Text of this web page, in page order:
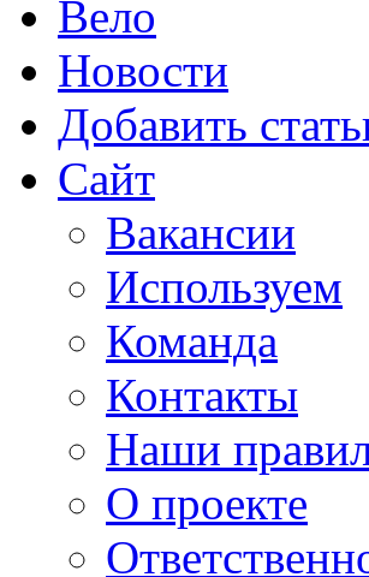
Вело
Новости
Добавить
Сайт
Вакансии
Используем
Команда
Контакты
Наши
О проекте